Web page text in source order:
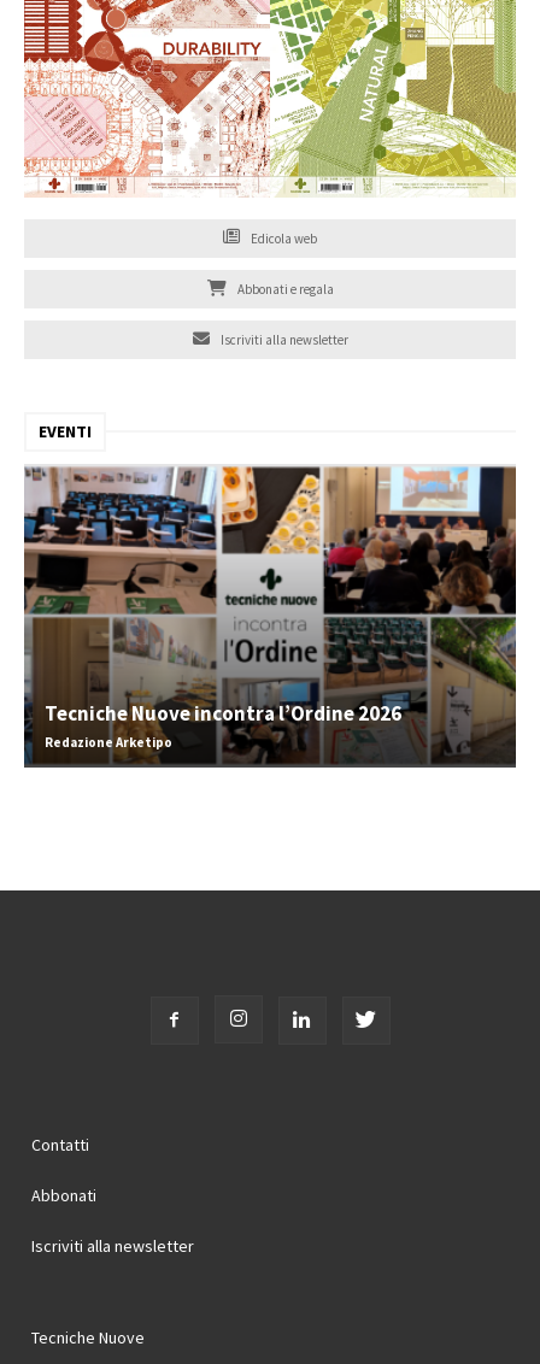
Edicola web
Abbonati e regala
Iscriviti alla newsletter
EVENTI
Tecniche Nuove incontra l’Ordine 2026
Redazione Arketipo
Contatti
Abbonati
Iscriviti alla newsletter
Tecniche Nuove